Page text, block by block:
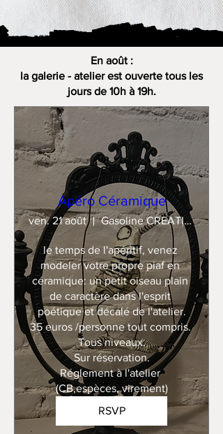
En août :
la galerie - atelier est ouverte tous les
jours de 10h à 19h.
Apéro Céramique
ven. 21 août Gasoline CREATION
le temps de l'apéritif, venez
modeler votre propre piaf en
céramique: un petit oiseau plain
de caractère dans l'esprit
poétique et décalé de l'atelier.
35 euros /personne tout compris.
Tous niveaux.
Sur réservation.
Réglement à l'atelier
(CB,espèces, virement)
RSVP